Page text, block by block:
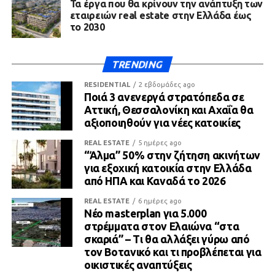
Τα έργα που θα κρίνουν την ανάπτυξη των
εταιρειών real estate στην Ελλάδα έως
το 2030
TRENDING
RESIDENTIAL 2 εβδομάδες ago
Ποιά 3 ανενεργά στρατόπεδα σε
Αττική, Θεσσαλονίκη και Αχαΐα θα
αξιοποιηθούν για νέες κατοικίες
REAL ESTATE 5 ημέρες ago
“Άλμα” 50% στην ζήτηση ακινήτων
για εξοχική κατοικία στην Ελλάδα
από ΗΠΑ και Καναδά το 2026
REAL ESTATE 6 ημέρες ago
Νέο masterplan για 5.000
στρέμματα στον Ελαιώνα “στα
σκαριά” – Τι θα αλλάξει γύρω από
τον Βοτανικό και τι προβλέπεται για
οικιστικές αναπτύξεις